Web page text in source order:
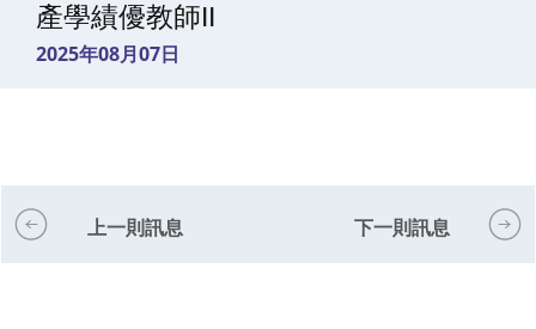
產學績優教師II
2025年08月07日
上一則訊息 下一則訊息